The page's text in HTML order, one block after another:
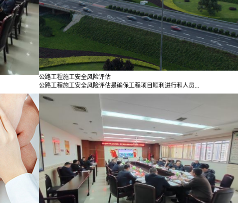
公路工程施工安全风险评估
公路工程施工安全风险评估是确保工程项目顺利进行和人员...